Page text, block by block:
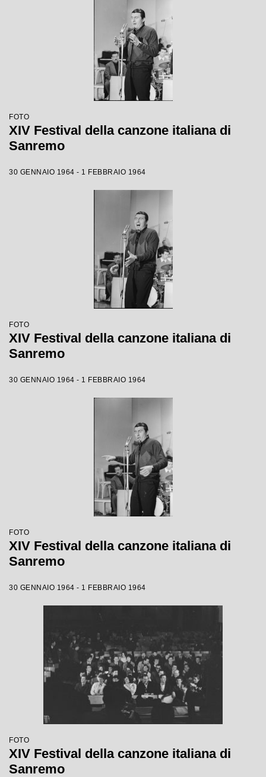
FOTO
XIV Festival della canzone italiana di
Sanremo
30 GENNAIO 1964 - 1 FEBBRAIO 1964
FOTO
XIV Festival della canzone italiana di
Sanremo
30 GENNAIO 1964 - 1 FEBBRAIO 1964
FOTO
XIV Festival della canzone italiana di
Sanremo
30 GENNAIO 1964 - 1 FEBBRAIO 1964
FOTO
XIV Festival della canzone italiana di
Sanremo